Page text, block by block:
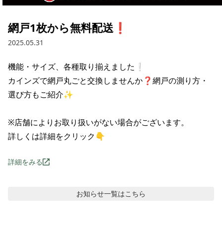
網戸1枚から無料配送❗
2025.05.31
機能・サイズ、各種取り揃えました❕
カインズで網戸丸ごと交換しませんか❓網戸の測り方・
選び方もご紹介✨
※店舗によりお取り扱いがない場合がございます。
詳しくは詳細をクリック👇
詳細をみる
お知らせ一覧はこちら